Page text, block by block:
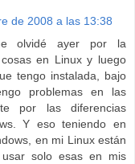
de 2008 a las 13:38
olvidé ayer por la
en Linux y luego
tengo instalada, bajo
problemas en las
por las diferencias
Y eso teniendo en
en mi Linux están
solo esas en mis